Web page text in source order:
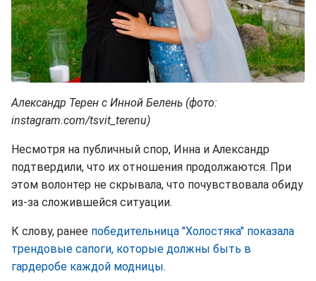
Александр Терен с Инной Белень (фото:
instagram.com/tsvit_terenu)
Несмотря на публичный спор, Инна и Александр
подтвердили, что их отношения продолжаются. При
этом волонтер не скрывала, что почувствовала обиду
из-за сложившейся ситуации.
К слову, ранее победительница "Холостяка" показала
трендовые сапоги, которые должны быть в
гардеробе каждой модницы.